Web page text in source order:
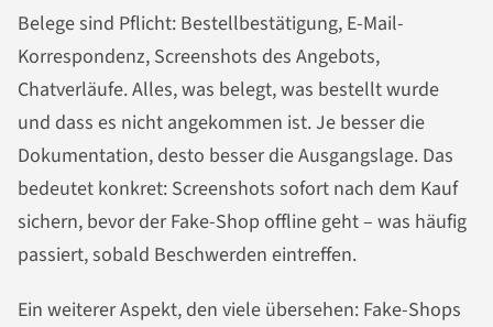
Belege sind Pflicht: Bestellbestätigung, E-Mail-
Korrespondenz, Screenshots des Angebots,
Chatverläufe. Alles, was belegt, was bestellt wurde
und dass es nicht angekommen ist. Je besser die
Dokumentation, desto besser die Ausgangslage. Das
bedeutet konkret: Screenshots sofort nach dem Kauf
sichern, bevor der Fake-Shop offline geht – was häufig
passiert, sobald Beschwerden eintreffen.
Ein weiterer Aspekt, den viele übersehen: Fake-Shops